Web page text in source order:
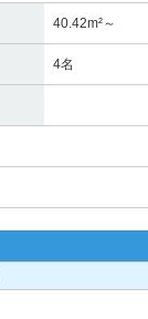
40.42m²～
4名